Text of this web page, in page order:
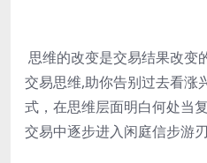
思维的改变是交易结果改变
交易思维,助你告别过去看涨
式，在思维层面明白何处当
交易中逐步进入闲庭信步游